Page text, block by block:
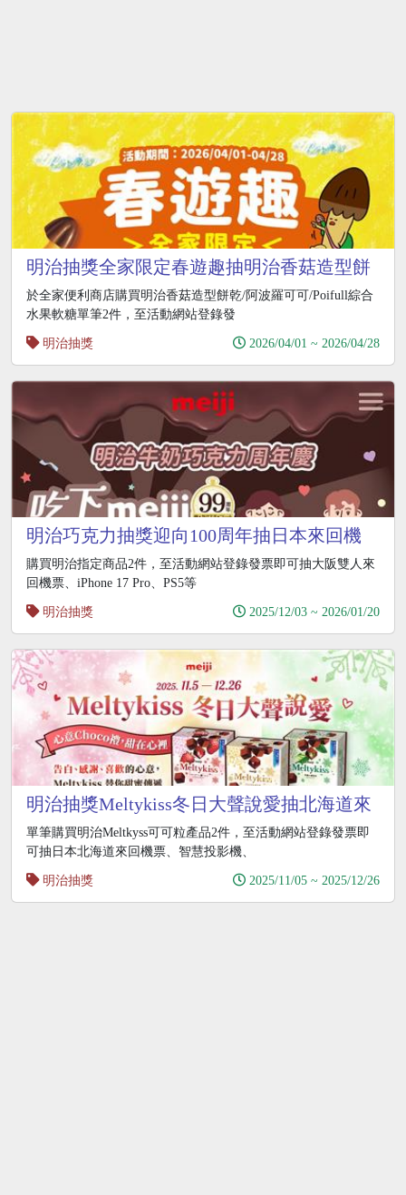
明治抽獎全家限定春遊趣抽明治香菇造型餅
乾無線耳機
於全家便利商店購買明治香菇造型餅乾/阿波羅可可/Poifull綜合
水果軟糖單筆2件，至活動網站登錄發
明治抽獎
2026/04/01 ~ 2026/04/28
明治巧克力抽獎迎向100周年抽日本來回機
票、iPhone17
購買明治指定商品2件，至活動網站登錄發票即可抽大阪雙人來
回機票、iPhone 17 Pro、PS5等
明治抽獎
2025/12/03 ~ 2026/01/20
明治抽獎Meltykiss冬日大聲說愛抽北海道來
回機票
單筆購買明治Meltkyss可可粒產品2件，至活動網站登錄發票即
可抽日本北海道來回機票、智慧投影機、
明治抽獎
2025/11/05 ~ 2025/12/26